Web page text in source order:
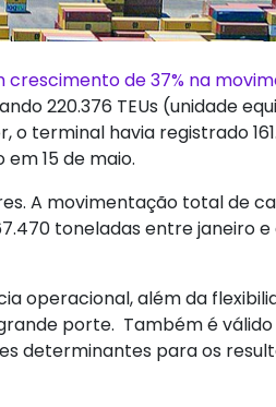
crescimento de 37% na
220.376 TEUs (unidade
terminal havia registrado
15 de maio.
A movimentação total de
toneladas entre janeiro
operacional, além da
porte. Também é
determinantes para os